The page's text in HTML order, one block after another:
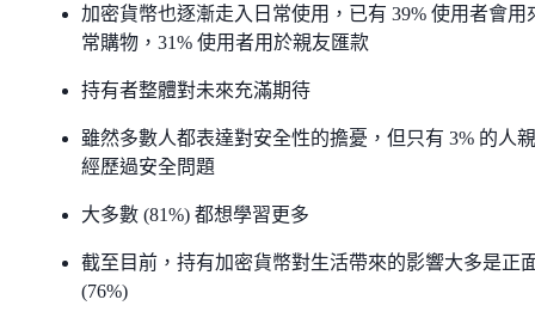
加密貨幣也逐漸走入日常使用，已有 39% 使用者會用
常購物，31% 使用者用於親友匯款
持有者整體對未來充滿期待
雖然多數人都表達對安全性的擔憂，但只有 3% 的人
經歷過安全問題
大多數 (81%) 都想學習更多
截至目前，持有加密貨幣對生活帶來的影響大多是正
(76%)